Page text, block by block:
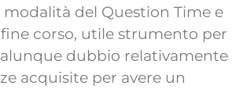
del Question Time e
corso, utile strumento per
dubbio relativamente
acquisite per avere un